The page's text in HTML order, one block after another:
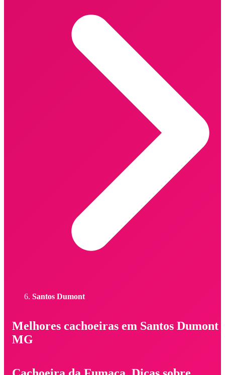
Santos Dumont
Melhores cachoeiras em Santos Dumont -
MG